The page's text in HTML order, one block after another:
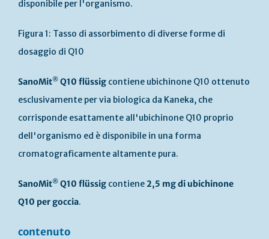
disponibile per l'organismo.
Figura 1: Tasso di assorbimento di diverse forme di
dosaggio di Q10
SanoMit® Q10 flüssig contiene ubichinone Q10 ottenuto
esclusivamente per via biologica da Kaneka, che
corrisponde esattamente all'ubichinone Q10 proprio
dell'organismo ed è disponibile in una forma
cromatograficamente altamente pura.
SanoMit® Q10 flüssig contiene2,5 mg di ubichinone
Q10 per goccia.
contenuto